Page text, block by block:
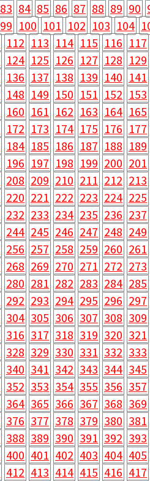
83 84 85 86 87 88 89 90
99 100 101 102 103 104
112 113 114 115 116 117
124 125 126 127 128 129
136 137 138 139 140 141
148 149 150 151 152 153
160 161 162 163 164 165
172 173 174 175 176 177
184 185 186 187 188 189
196 197 198 199 200 201
208 209 210 211 212 213
220 221 222 223 224 225
232 233 234 235 236 237
244 245 246 247 248 249
256 257 258 259 260 261
268 269 270 271 272 273
280 281 282 283 284 285
292 293 294 295 296 297
304 305 306 307 308 309
316 317 318 319 320 321
328 329 330 331 332 333
340 341 342 343 344 345
352 353 354 355 356 357
364 365 366 367 368 369
376 377 378 379 380 381
388 389 390 391 392 393
400 401 402 403 404 405
412 413 414 415 416 417